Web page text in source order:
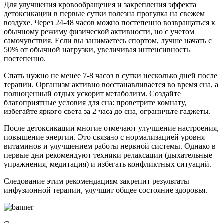
Для улучшения кровообращения и закрепления эффекта
детоксикации в первые сутки полезна прогулка на свежем
воздухе. Через 24-48 часов можно постепенно возвращаться к
обычному режиму физической активности, но с учетом
самочувствия. Если вы занимаетесь спортом, лучше начать с
50% от обычной нагрузки, увеличивая интенсивность
постепенно.
Спать нужно не менее 7-8 часов в сутки несколько дней после
терапии. Организм активно восстанавливается во время сна, а
полноценный отдых ускорит метаболизм. Создайте
благоприятные условия для сна: проветрите комнату,
избегайте яркого света за 2 часа до сна, ограничьте гаджеты.
После детоксикации многие отмечают улучшение настроения,
повышение энергии. Это связано с нормализацией уровня
витаминов и улучшением работы нервной системы. Однако в
первые дни рекомендуют техники релаксации (дыхательные
упражнения, медитация) и избегать конфликтных ситуаций.
Следование этим рекомендациям закрепит результаты
инфузионной терапии, улучшит общее состояние здоровья.